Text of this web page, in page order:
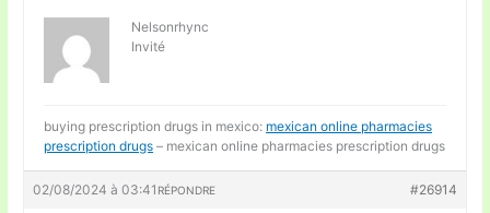
Nelsonrhync
Invité
buying prescription drugs in mexico: mexican online pharmacies
prescription drugs – mexican online pharmacies prescription drugs
02/08/2024 à 03:41 #26914
RÉPONDRE